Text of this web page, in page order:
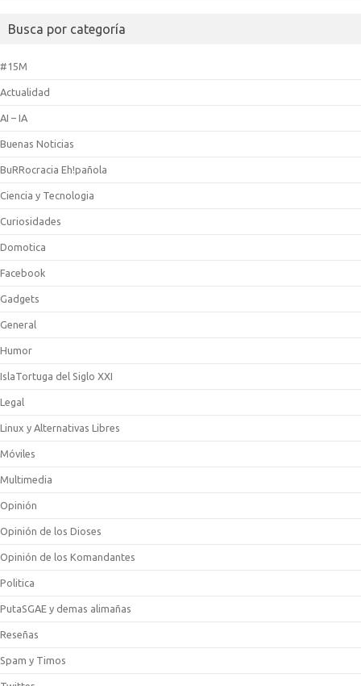
Busca por categoría
#15M
Actualidad
AI – IA
Buenas Noticias
BuRRocracia Eh!pañola
Ciencia y Tecnologia
Curiosidades
Domotica
Facebook
Gadgets
General
Humor
IslaTortuga del Siglo XXI
Legal
Linux y Alternativas Libres
Móviles
Multimedia
Opinión
Opinión de los Dioses
Opinión de los Komandantes
Politica
PutaSGAE y demas alimañas
Reseñas
Spam y Timos